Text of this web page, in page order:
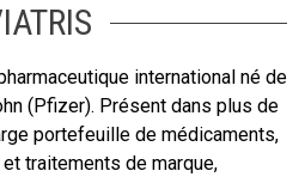
international né de
(Pfizer). Présent dans plus de
portefeuille de médicaments,
traitements de marque,